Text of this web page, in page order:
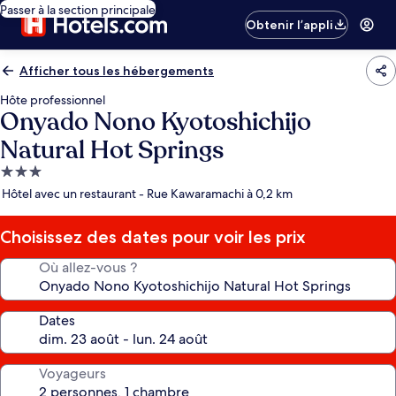
Passer à la section principale
Obtenir l’appli
Afficher tous les hébergements
Hôte professionnel
Onyado Nono Kyotoshichijo
Natural Hot Springs
Hébergement
3.0 étoiles
Hôtel avec un restaurant - Rue Kawaramachi à 0,2 km
Choisissez des dates pour voir les prix
Où allez-vous ?
Dates
Voyageurs